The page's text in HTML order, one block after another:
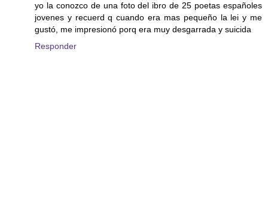
yo la conozco de una foto del ibro de 25 poetas españoles
jovenes y recuerd q cuando era mas pequeño la lei y me
gustó, me impresionó porq era muy desgarrada y suicida
Responder